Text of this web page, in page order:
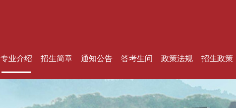
专业介绍 招生简章 通知公告 答考生问 政策法规 招生政策